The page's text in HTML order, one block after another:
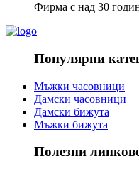
Фирма с над 30
Популярни
Мъжки часовници
Дамски часовници
Дамски бижута
Мъжки бижута
Полезни